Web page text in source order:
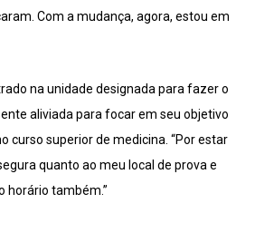
Com a mudança, agora, estou em
na unidade designada para fazer o
aliviada para focar em seu objetivo
curso superior de medicina. “Por estar
quanto ao meu local de prova e
horário também.”